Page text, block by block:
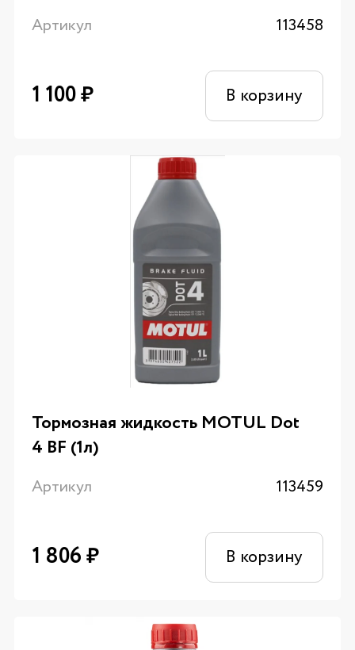
Артикул 113458
1 100₽ В корзину
Тормозная жидкость MOTUL Dot
4 BF (1л)
Артикул 113459
1 806₽ В корзину